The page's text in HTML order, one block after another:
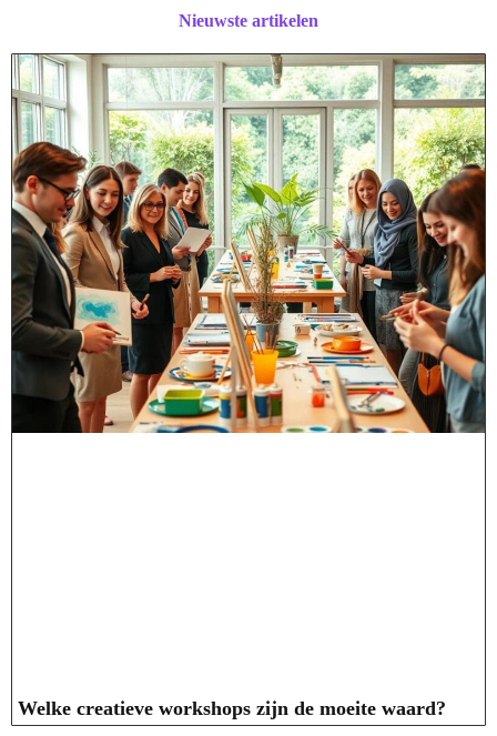
Nieuwste artikelen
Welke creatieve workshops zijn de moeite waard?